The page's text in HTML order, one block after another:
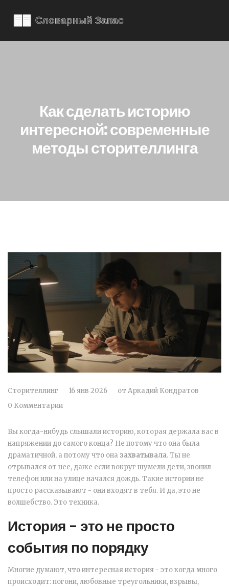
Как сделать историю
интересной: современные
методы сторителлинга
Сторителлинг 16 янв 2026 от Аркадий Кондратов
0 Комментарии
Вы когда-нибудь слышали историю, которая держала вас в
напряжении до самого конца? Не потому что она была
драматичной, а потому что она захватывала. Ты не
отрывался от нее, даже если вокруг шумели дети, звонил
телефон или на улице начался дождь. Такие истории не
просто рассказывают - они входят в тебя. И да, это не
волшебство. Это техника.
История - это не просто
события по порядку
Многие думают, что интересная история - это когда много
происходит: погони, любовные треугольники, взрывы,